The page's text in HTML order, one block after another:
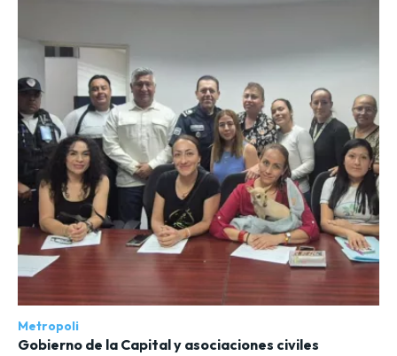
Metropoli
Gobierno de la Capital y asociaciones civiles